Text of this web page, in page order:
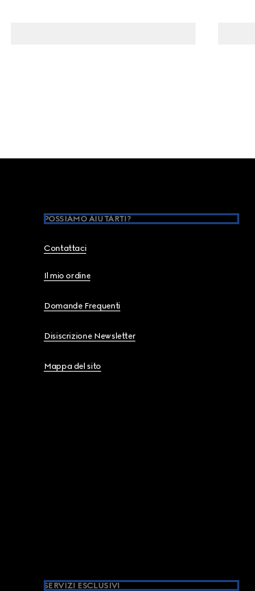
POSSIAMO AIUTARTI?
Contattaci
Il mio ordine
Domande Frequenti
Disiscrizione Newsletter
Mappa del sito
SERVIZI ESCLUSIVI